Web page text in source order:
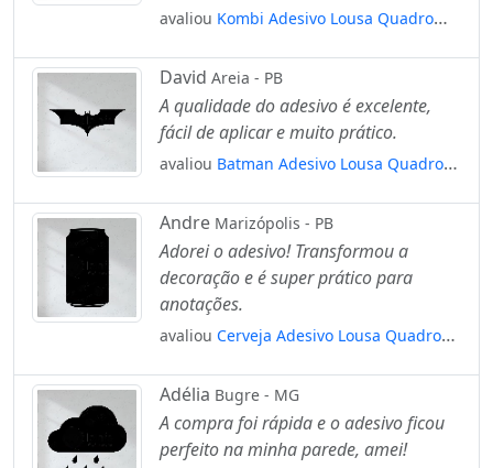
avaliou Kombi Adesivo Lousa Quadro
Mod:109
David Areia - PB
A qualidade do adesivo é excelente,
fácil de aplicar e muito prático.
avaliou Batman Adesivo Lousa Quadro
Mod:14
Andre Marizópolis - PB
Adorei o adesivo! Transformou a
decoração e é super prático para
anotações.
avaliou Cerveja Adesivo Lousa Quadro
Mod:56
Adélia Bugre - MG
A compra foi rápida e o adesivo ficou
perfeito na minha parede, amei!